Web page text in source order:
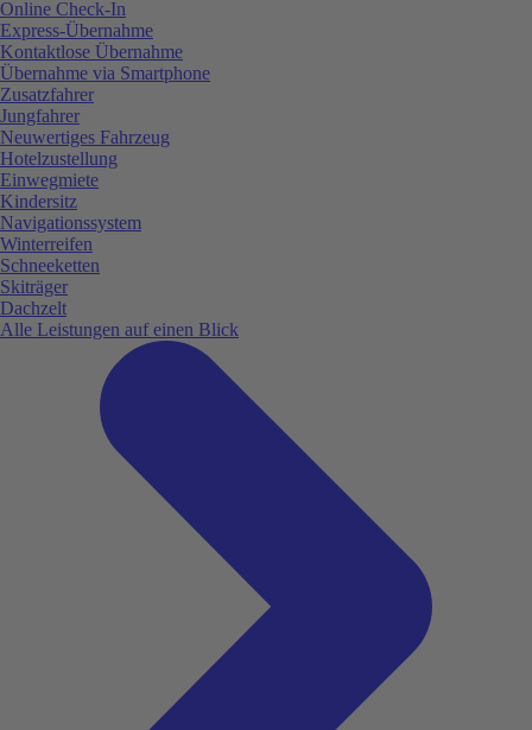
Online Check-In
Express-Übernahme
Kontaktlose Übernahme
Übernahme via Smartphone
Zusatzfahrer
Jungfahrer
Neuwertiges Fahrzeug
Hotelzustellung
Einwegmiete
Kindersitz
Navigationssystem
Winterreifen
Schneeketten
Skiträger
Dachzelt
Alle Leistungen auf einen Blick